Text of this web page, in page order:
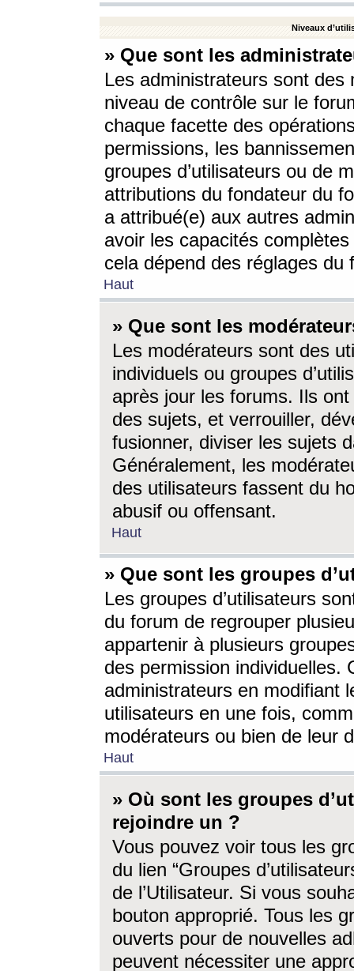
Niveaux
» Que sont les
Les administrateurs sont
niveau de contrôle sur le
chaque facette des
permissions, les
groupes d’utilisateurs ou de
attributions du fondateur du
a attribué(e) aux autres
avoir les capacités
cela dépend des réglages du
Haut
» Que sont les
Les modérateurs sont des
individuels ou groupes
après jour les forums. Ils ont
des sujets, et verrouiller,
fusionner, diviser les sujets
Généralement, les
des utilisateurs fassent du
abusif ou offensant.
Haut
» Que sont les groupes
Les groupes d’utilisateurs
du forum de regrouper
appartenir à plusieurs
des permission individuelles.
administrateurs en modifiant
utilisateurs en une fois,
modérateurs ou bien de leur
Haut
» Où sont les groupes
rejoindre un ?
Vous pouvez voir tous les
du lien “Groupes
de l’Utilisateur. Si vous
bouton approprié. Tous les
ouverts pour de nouvelles
peuvent nécessiter une